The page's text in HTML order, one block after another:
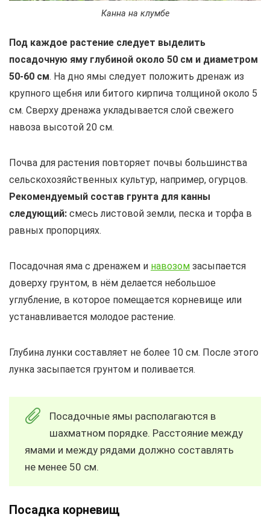
Канна на клумбе
Под каждое растение следует выделить
посадочную яму глубиной около 50 см и диаметром
50-60 см. На дно ямы следует положить дренаж из
крупного щебня или битого кирпича толщиной около 5
см. Сверху дренажа укладывается слой свежего
навоза высотой 20 см.
Почва для растения повторяет почвы большинства
сельскохозяйственных культур, например, огурцов.
Рекомендуемый состав грунта для канны
следующий: смесь листовой земли, песка и торфа в
равных пропорциях.
Посадочная яма с дренажем и навозом засыпается
доверху грунтом, в нём делается небольшое
углубление, в которое помещается корневище или
устанавливается молодое растение.
Глубина лунки составляет не более 10 см. После этого
лунка засыпается грунтом и поливается.
Посадочные ямы располагаются в
шахматном порядке. Расстояние между
ямами и между рядами должно составлять
не менее 50 см.
Посадка корневищ